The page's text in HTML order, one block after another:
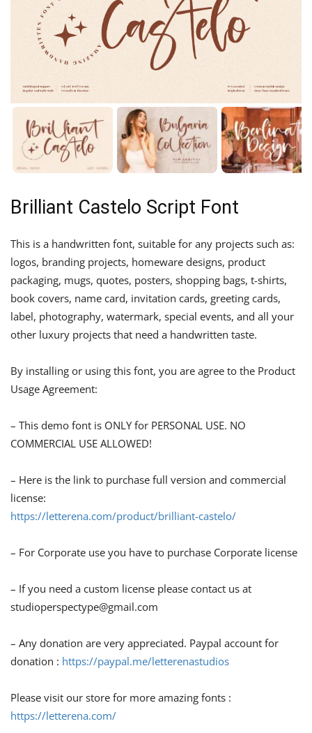
Brilliant Castelo Script Font
This is a handwritten font, suitable for any projects such as:
logos, branding projects, homeware designs, product
packaging, mugs, quotes, posters, shopping bags, t-shirts,
book covers, name card, invitation cards, greeting cards,
label, photography, watermark, special events, and all your
other luxury projects that need a handwritten taste.
By installing or using this font, you are agree to the Product
Usage Agreement:
– This demo font is ONLY for PERSONAL USE. NO
COMMERCIAL USE ALLOWED!
– Here is the link to purchase full version and commercial
license:
https://letterena.com/product/brilliant-castelo/
– For Corporate use you have to purchase Corporate license
– If you need a custom license please contact us at
studioperspectype@gmail.com
– Any donation are very appreciated. Paypal account for
donation : https://paypal.me/letterenastudios
Please visit our store for more amazing fonts :
https://letterena.com/